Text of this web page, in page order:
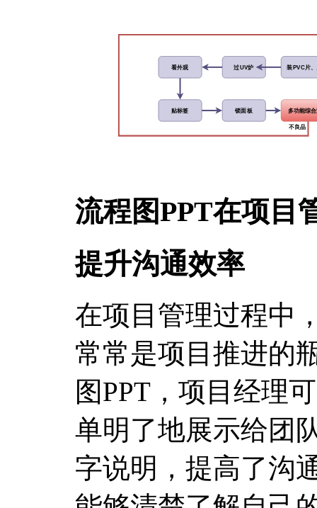
流程图PPT在项目
提升沟通效率
在项目管理过程中
常常是项目推进的
图PPT，项目经理
单明了地展示给团
字说明，提高了沟